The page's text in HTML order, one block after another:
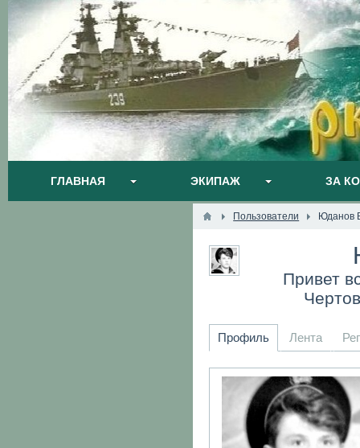
ГЛАВНАЯ ЭКИПАЖ ЗА
Пользователи Юданов
Привет
Профиль Лента